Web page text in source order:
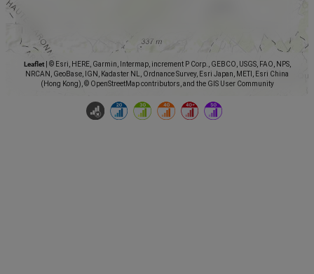
Leaflet
© Esri, HERE, Garmin, Intermap, increment P Corp., GEBCO, USGS, FAO, NPS,
NRCAN, GeoBase, IGN, Kadaster NL, Ordnance Survey, Esri Japan, METI, Esri China
(Hong Kong), © OpenStreetMap contributors, and the GIS User Community